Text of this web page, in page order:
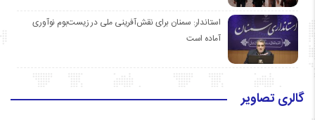
استاندار: سمنان برای نقش‌آفرینی ملی در زیست‌بوم نوآوری
آماده است
گالری تصاویر